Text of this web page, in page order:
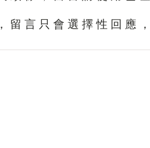
留 言 只 會 選 擇 性 回 應